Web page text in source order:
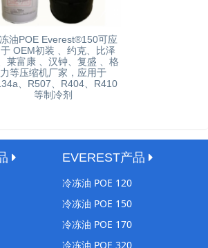
油POE Everest®150可应
OEM初装 、约克、比泽
莱富康 、汉钟、复盛 、格
力等压缩机厂家，应用于
、R507、R404、R410
等制冷剂
EVEREST产品
冷冻油 POE 120
冷冻油 POE 150
冷冻油 POE 170
冷冻油 POE 320